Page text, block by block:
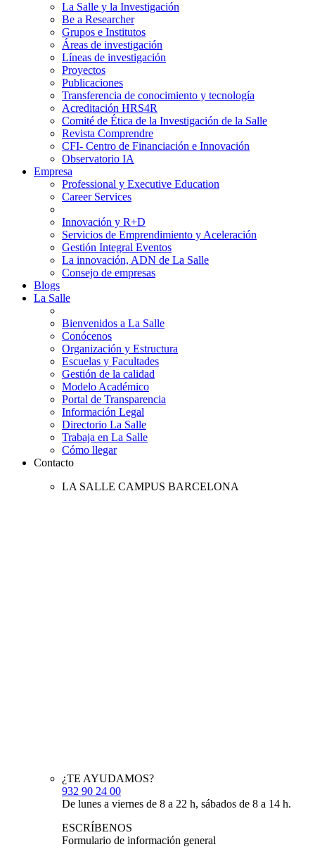
La Salle y la Investigación
Be a Researcher
Grupos e Institutos
Áreas de investigación
Líneas de investigación
Proyectos
Publicaciones
Transferencia de conocimiento y tecnología
Acreditación HRS4R
Comité de Ética de la Investigación de la Salle
Revista Comprendre
CFI- Centro de Financiación e Innovación
Observatorio IA
Empresa
Professional y Executive Education
Career Services
Innovación y R+D
Servicios de Emprendimiento y Aceleración
Gestión Integral Eventos
La innovación, ADN de La Salle
Consejo de empresas
Blogs
La Salle
Bienvenidos a La Salle
Conócenos
Organización y Estructura
Escuelas y Facultades
Gestión de la calidad
Modelo Académico
Portal de Transparencia
Información Legal
Directorio La Salle
Trabaja en La Salle
Cómo llegar
Contacto
LA SALLE CAMPUS BARCELONA
¿TE AYUDAMOS?
932 90 24 00
De lunes a viernes de 8 a 22 h, sábados de 8 a 14 h.
ESCRÍBENOS
Formulario de información general